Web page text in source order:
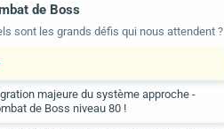
de Boss
sont les grands défis qui nous attendent ?
majeure du système approche -
de Boss niveau 80 !